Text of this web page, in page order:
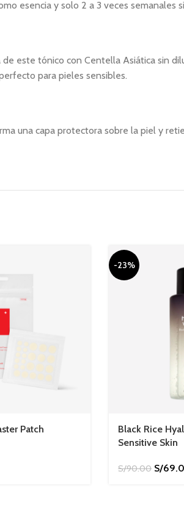
esencia y solo 2 a 3 veces semanales
este tónico con Centella Asiática sin
para pieles sensibles.
una capa protectora sobre la piel y
Patch
-23%
Black Rice
Sensitive Skin
S/90.00 S/